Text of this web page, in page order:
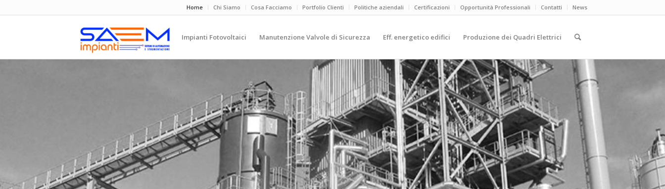
Home Chi Siamo Cosa Facciamo Portfolio Clienti Politiche aziendali Certificazioni Opportunità Professionali Contatti News
Impianti Fotovoltaici Manutenzione Valvole di Sicurezza Eff. energetico edifici Produzione dei Quadri Elettrici